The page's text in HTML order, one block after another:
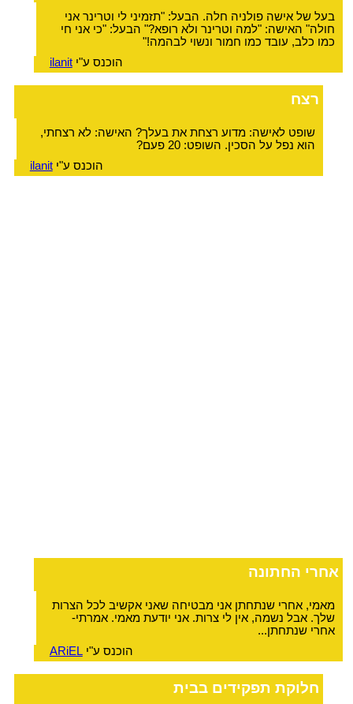
בעל של אישה פולניה חלה. הבעל: "תזמיני לי וטרינר אני
חולה" האישה: "למה וטרינר ולא רופא?" הבעל: "כי אני חי
כמו כלב, עובד כמו חמור ונשוי לבהמה!"
הוכנס ע"יilanit
רצח
שופט לאישה: מדוע רצחת את בעלך? האישה: לא רצחתי,
הוא נפל על הסכין. השופט: 20 פעם?
הוכנס ע"יilanit
אחרי החתונה
מאמי, אחרי שנתחתן אני מבטיחה שאני אקשיב לכל הצרות
שלך. אבל נשמה, אין לי צרות. אני יודעת מאמי. אמרתי-
אחרי שנתחתן...
הוכנס ע"יARiEL
חלוקת תפקידים בבית